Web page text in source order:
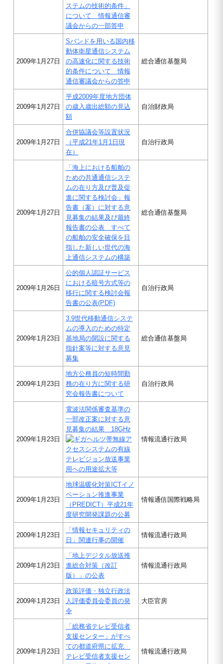
ステムの技術的条件」
について 情報通信審
議会からの一部答申
2009年1月27日
Sバンドを用いる国内移
動体衛星通信システム
の高速化に関する技術
的条件について 情報
通信審議会からの答申
総合通信基盤局
2009年1月27日
平成2009年度地方団体
の歳入歳出総額の見込
額
自治財政局
2009年1月27日
合併協議会等設置状況
（平成21年1月1日現
在）
自治行政局
2009年1月27日
「海上における船舶の
ための共通通信システ
ムの在り方及び普及促
進に関する検討会」報
告書（案）に対する意
見募集の結果及び最終
報告書の公表 すべて
の船舶の安全確保を目
指した新しい世代の海
上通信システムの構築
総合通信基盤局
2009年1月26日
公的個人認証サービス
における暗号方式等の
移行に関する検討会報
告書の公表(PDF)
自治行政局
2009年1月23日
3.9世代移動通信システ
ムの導入のための特定
基地局の開設に関する
指針案等に対する意見
募集
総合通信基盤局
2009年1月23日
地方公務員の短時間勤
務の在り方に関する研
究会報告書について
自治行政局
2009年1月23日
電波法関係審査基準の
一部改正案に対する意
見募集の結果 18GHz
帯無線ア
クセスシステムの有線
テレビジョン放送事業
用への用途拡大等
情報流通行政局
2009年1月23日
地球温暖化対策ICTイノ
ベーション推進事業
（PREDICT）平成21年
度研究開発課題の公募
情報通信国際戦略局
2009年1月23日
「情報セキュリティの
日」関連行事の開催
情報流通行政局
2009年1月23日
「地上デジタル放送推
進総合対策（改訂
版）」の公表
情報流通行政局
2009年1月23日
政策評価・独立行政法
人評価委員会委員の発
令
大臣官房
2009年1月23日
「総務省テレビ受信者
支援センター」がすべ
ての都道府県に拡充
テレビ受信者支援セン
情報流通行政局